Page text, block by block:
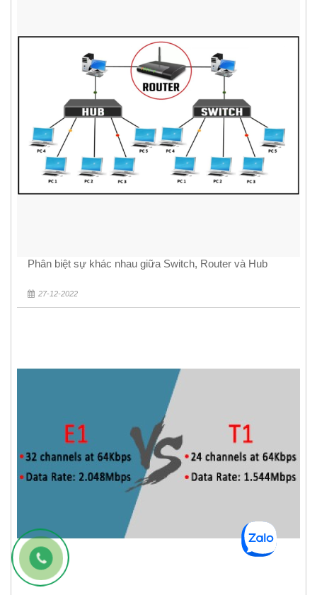
Phân biệt sự khác nhau giữa Switch, Router và Hub
27-12-2022